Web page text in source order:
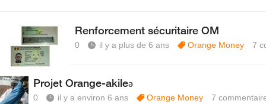
Renforcement sécuritaire OM
0 il y a plus de 6 ans Orange Money 7
Projet Orange-akileə
0 il y a environ 6 ans Orange Money 7